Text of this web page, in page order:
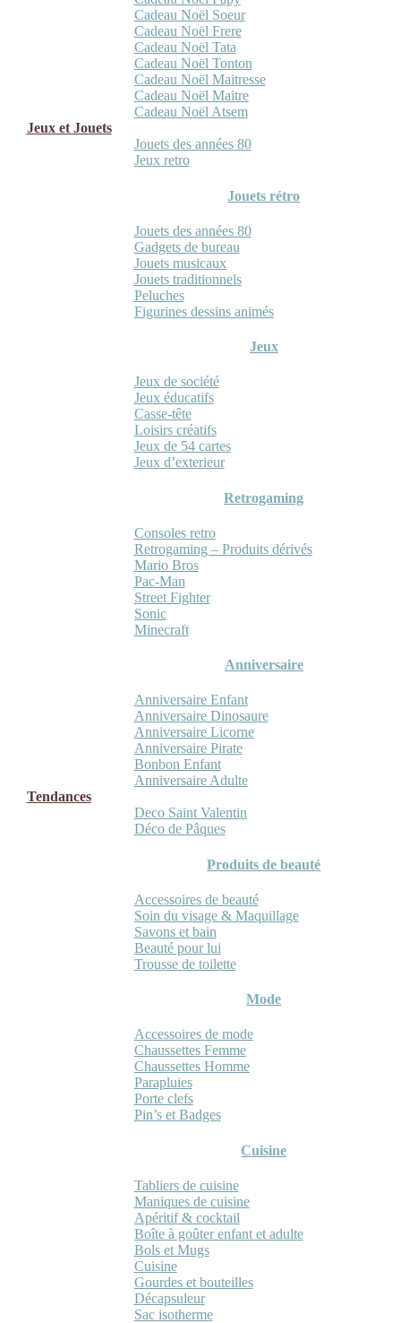
Cadeau Noël Soeur
Cadeau Noël Frere
Cadeau Noël Tata
Cadeau Noël Tonton
Cadeau Noël Maitresse
Cadeau Noël Maitre
Cadeau Noël Atsem
Jeux et Jouets
Jouets des années 80
Jeux retro
Jouets rétro
Jouets des années 80
Gadgets de bureau
Jouets musicaux
Jouets traditionnels
Peluches
Figurines dessins animés
Jeux
Jeux de société
Jeux éducatifs
Casse-tête
Loisirs créatifs
Jeux de 54 cartes
Jeux d’exterieur
Retrogaming
Consoles retro
Retrogaming – Produits dérivés
Mario Bros
Pac-Man
Street Fighter
Sonic
Minecraft
Anniversaire
Anniversaire Enfant
Anniversaire Dinosaure
Anniversaire Licorne
Anniversaire Pirate
Bonbon Enfant
Anniversaire Adulte
Tendances
Deco Saint Valentin
Déco de Pâques
Produits de beauté
Accessoires de beauté
Soin du visage & Maquillage
Savons et bain
Beauté pour lui
Trousse de toilette
Mode
Accessoires de mode
Chaussettes Femme
Chaussettes Homme
Parapluies
Porte clefs
Pin’s et Badges
Cuisine
Tabliers de cuisine
Maniques de cuisine
Apéritif & cocktail
Boîte à goûter enfant et adulte
Bols et Mugs
Cuisine
Gourdes et bouteilles
Décapsuleur
Sac isotherme